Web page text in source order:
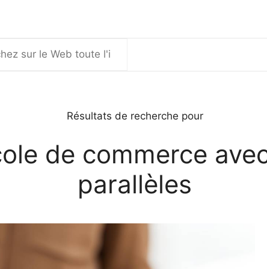
Résultats de recherche pour
de commerce
parallèles